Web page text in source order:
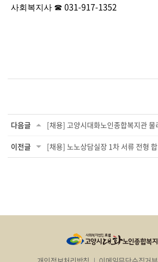
사회복지사 ☎ 031-917-1352
다음글
이전글